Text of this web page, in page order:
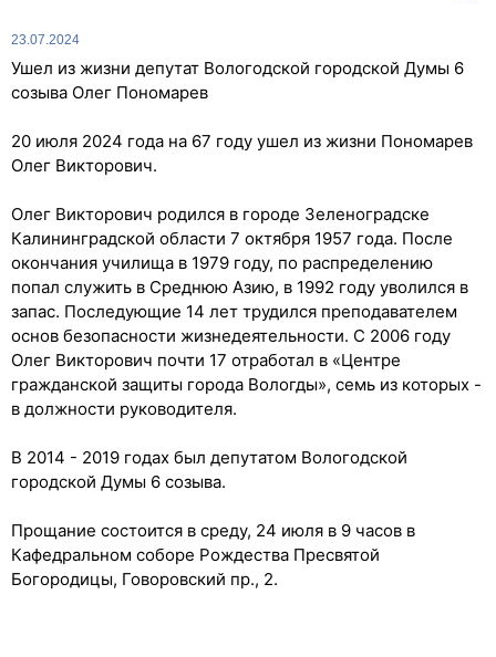
23.07.2024
Ушел из жизни депутат Вологодской городской Думы 6
созыва Олег Пономарев
20 июля 2024 года на 67 году ушел из жизни Пономарев
Олег Викторович.
Олег Викторович родился в городе Зеленоградске
Калининградской области 7 октября 1957 года. После
окончания училища в 1979 году, по распределению
попал служить в Среднюю Азию, в 1992 году уволился в
запас. Последующие 14 лет трудился преподавателем
основ безопасности жизнедеятельности. С 2006 году
Олег Викторович почти 17 отработал в «Центре
гражданской защиты города Вологды», семь из которых -
в должности руководителя.
В 2014 - 2019 годах был депутатом Вологодской
городской Думы 6 созыва.
Прощание состоится в среду, 24 июля в 9 часов в
Кафедральном соборе Рождества Пресвятой
Богородицы, Говоровский пр., 2.